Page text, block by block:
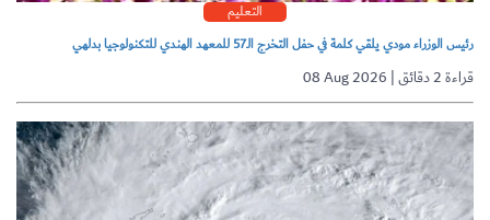
التعليم
رئيس الوزراء مودي يلقي كلمة في حفل التخرج الـ57 للمعهد الهندي للتكنولوجيا بدلهي
08 Aug 2026 | قراءة 2 دقائق